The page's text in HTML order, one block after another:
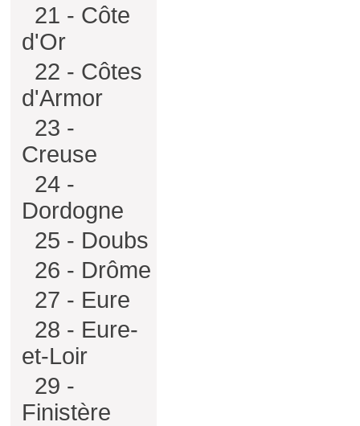
21 - Côte
d'Or
22 - Côtes
d'Armor
23 -
Creuse
24 -
Dordogne
25 - Doubs
26 - Drôme
27 - Eure
28 - Eure-
et-Loir
29 -
Finistère